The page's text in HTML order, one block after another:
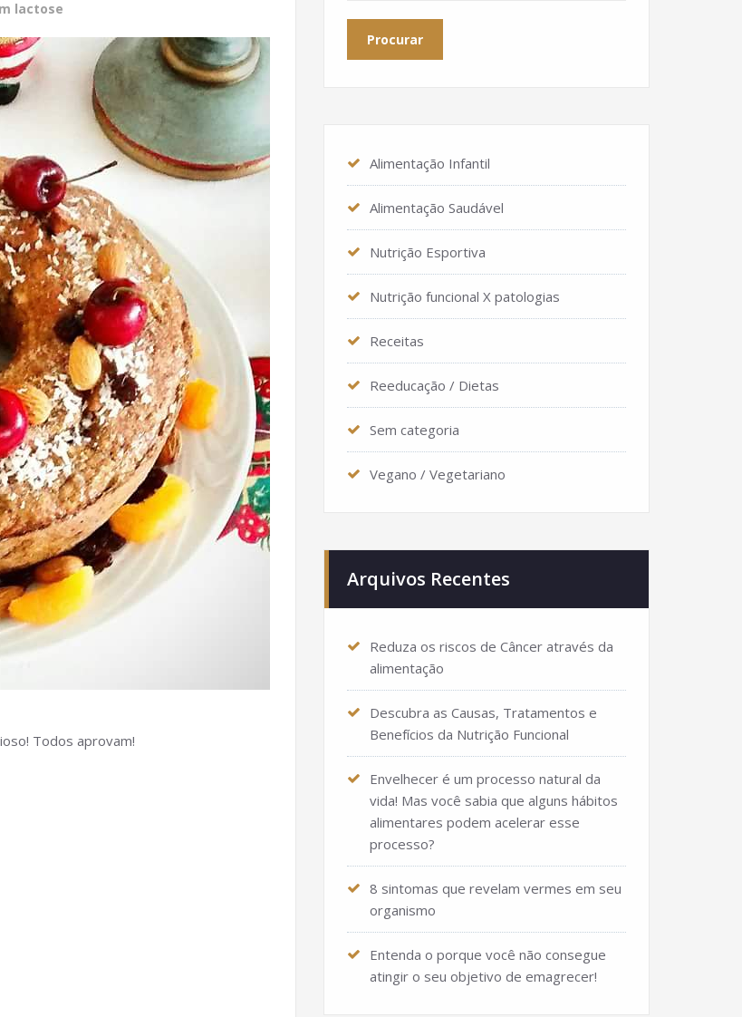
lactose
Todos aprovam!
Alimentação Infantil
Alimentação Saudável
Nutrição Esportiva
Nutrição funcional X patologias
Receitas
Reeducação / Dietas
Sem categoria
Vegano / Vegetariano
Arquivos Recentes
Reduza os riscos de Câncer através da
alimentação
Descubra as Causas, Tratamentos e
Benefícios da Nutrição Funcional
Envelhecer é um processo natural da
vida! Mas você sabia que alguns hábitos
alimentares podem acelerar esse
processo?
8 sintomas que revelam vermes em seu
organismo
Entenda o porque você não consegue
atingir o seu objetivo de emagrecer!